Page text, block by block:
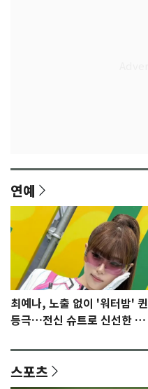
연예
최예나, 노출 없이 '워터밤' 퀸
등극…전신 슈트로 신선한 충
스포츠